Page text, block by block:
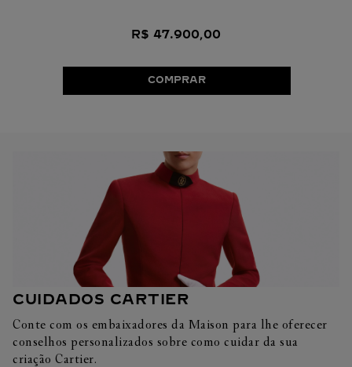
R$ 47.900,00
COMPRAR
CUIDADOS CARTIER
Conte com os embaixadores da Maison para lhe oferecer
conselhos personalizados sobre como cuidar da sua
criação Cartier.